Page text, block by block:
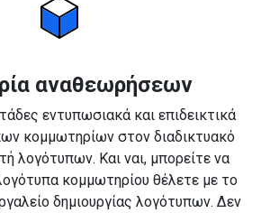
αναθεωρήσεων
εντυπωσιακά και επιδεικτικά
κομμωτηρίων στον διαδικτυακό
λογότυπων. Και ναι, μπορείτε να
κομμωτηρίου θέλετε με το
δημιουργίας λογότυπων. Δεν